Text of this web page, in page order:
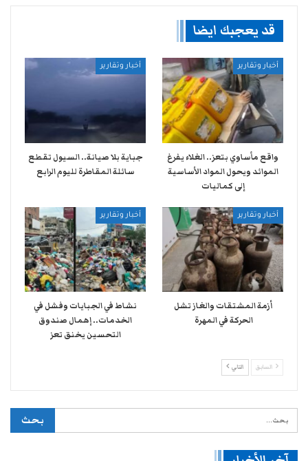
قد يعجبك ايضا
أخبار وتقارير
واقع مأساوي بتعز.. الغلاء يفرغ
الموائد ويحول المواد الأساسية
إلى كماليات
أخبار وتقارير
جباية بلا صيانة.. السيول تقطع
سائلة المقاطرة لليوم الرابع
أخبار وتقارير
أزمة المشتقات والغاز تشل
الحركة في المهرة ​
أخبار وتقارير
نشاط في الجبايات وفشل في
الخدمات.. إهمال صندوق
التحسين يخنق تعز
السابق التالي